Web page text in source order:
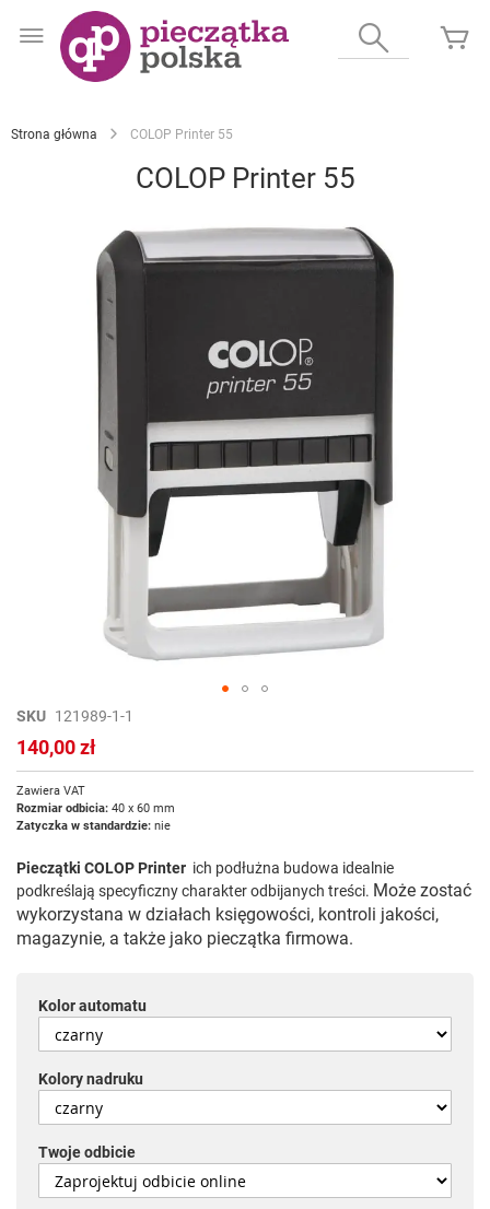
do
Wyszukaj
Strona główna COLOP Printer 55
COLOP Printer 55
Przejdź
na
początek
SKU 121989-1-1
140,00 zł
Zawiera VAT
Rozmiar odbicia: 40 x 60 mm
Zatyczka w standardzie: nie
Pieczątki COLOP Printer ich podłużna budowa idealnie
podkreślają specyficzny charakter odbijanych treści. Może zostać
wykorzystana w działach księgowości, kontroli jakości,
magazynie, a także jako pieczątka firmowa.
Kolor automatu
Kolory nadruku
Twoje odbicie